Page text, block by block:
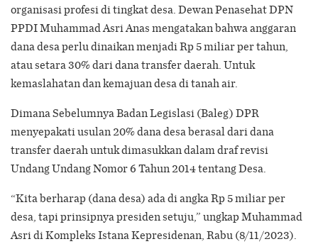
organisasi profesi di tingkat desa. Dewan Penasehat DPN
PPDI Muhammad Asri Anas mengatakan bahwa anggaran
dana desa perlu dinaikan menjadi Rp 5 miliar per tahun,
atau setara 30% dari dana transfer daerah. Untuk
kemaslahatan dan kemajuan desa di tanah air.
Dimana Sebelumnya Badan Legislasi (Baleg) DPR
menyepakati usulan 20% dana desa berasal dari dana
transfer daerah untuk dimasukkan dalam draf revisi
Undang Undang Nomor 6 Tahun 2014 tentang Desa.
“Kita berharap (dana desa) ada di angka Rp 5 miliar per
desa, tapi prinsipnya presiden setuju,” ungkap Muhammad
Asri di Kompleks Istana Kepresidenan, Rabu (8/11/2023).